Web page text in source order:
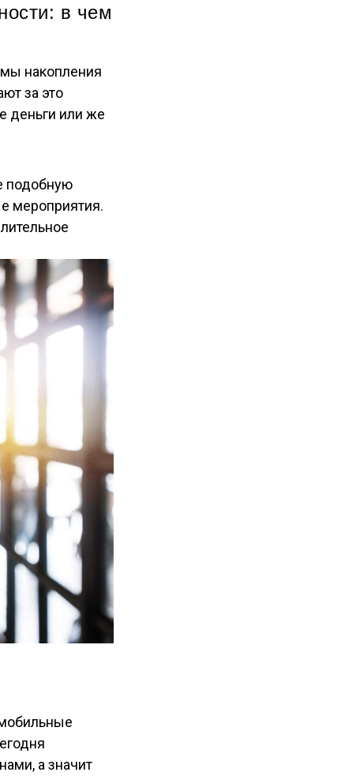
в чем
накопления
за это
деньги или же
подобную
мероприятия.
а значит